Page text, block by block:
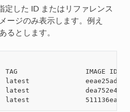
定した ID またはリファレンス
ージのみ表示します。例え
るとします。
TAG                 IMAGE
latest
latest
latest